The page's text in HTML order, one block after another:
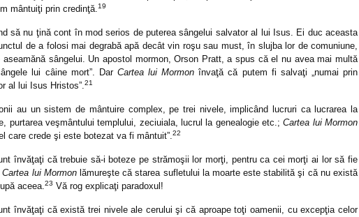
mântuiţi prin credinţă.19
să nu ţină cont în mod serios de puterea sângelui salvator al lui Isus. Ei duc aceasta
de a folosi mai degrabă apă decât vin roşu sau must, în slujba lor de comuniune,
aseamănă sângelui. Un apostol mormon, Orson Pratt, a spus că el nu avea mai multă
lui câine mort”. Dar Cartea lui Mormon învaţă că putem fi salvaţi „numai prin
al lui Isus Hristos”.21
au un sistem de mântuire complex, pe trei nivele, implicând lucruri ca lucrarea la
purtarea veşmântului templului, zeciuiala, lucrul la genealogie etc.;Cartea lui Mormon
care crede şi este botezat va fi mântuit”.22
învăţaţi că trebuie să-i boteze pe strămoşii lor morţi, pentru ca cei morţi ai lor să fie
Cartea lui Mormonlămureşte că starea sufletului la moarte este stabilită şi că nu există
aceea.23 Vă rog explicaţi paradoxul!
învăţaţi că există trei nivele ale cerului şi că aproape toţi oamenii, cu excepţia celor